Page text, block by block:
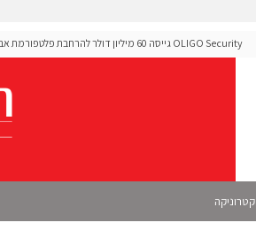
OLIGO Security גייסה 60 מיליון דולר להרחבת פלטפורמת אבטחת